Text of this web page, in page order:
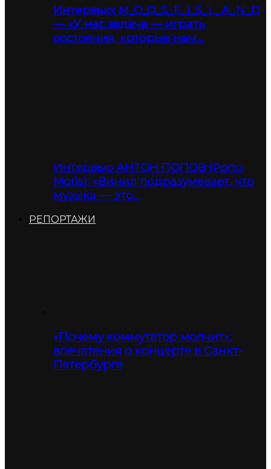
Интервью: M_O_O_S_E_I_S_L_A_N_D
— «У нас задача — играть
состояния, которые нам…
Интервью АНТОН ПОПОВ (Porto
Moris): «Винил подразумевает, что
музыка — это…
РЕПОРТАЖИ
«Почему коммутатор молчит»:
впечатения о концерте в Санкт-
Петербурге